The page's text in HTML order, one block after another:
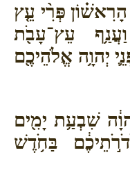
פְּרִ֨י עֵ֤ץ
עֵץ־עָבֹ֖ת
יְהוָ֥ה אֱלֹהֵיכֶ֖ם
שִׁבְעַ֥ת יָמִ֖ים
בַּחֹ֥דֶשׁ